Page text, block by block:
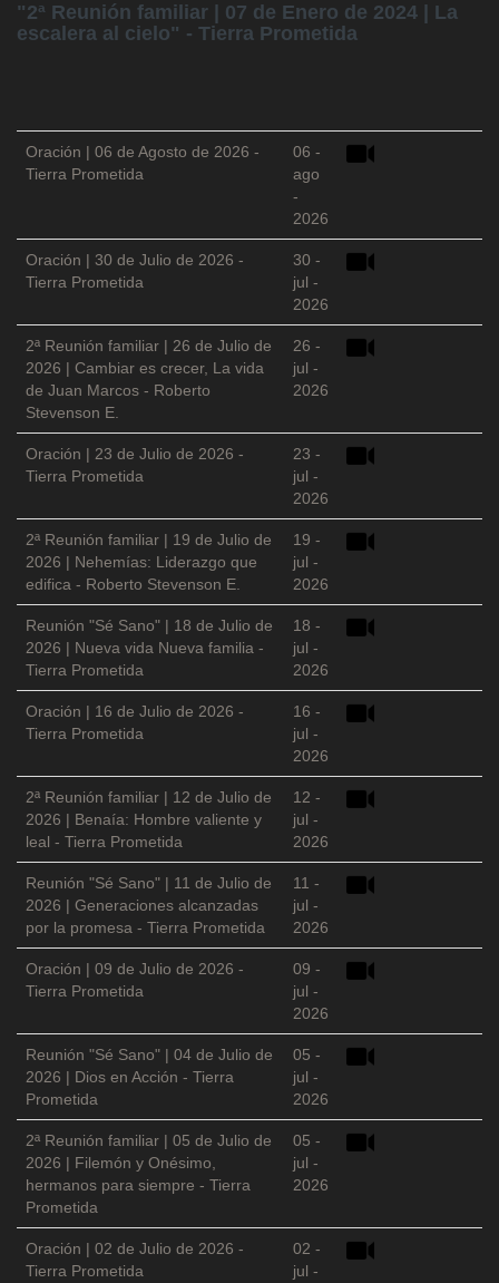
"2ª Reunión familiar | 07 de Enero de 2024 | La
escalera al cielo" - Tierra Prometida
Oración | 06 de Agosto de 2026 -
Tierra Prometida
06 -
ago
-
2026
Oración | 30 de Julio de 2026 -
Tierra Prometida
30 -
jul -
2026
2ª Reunión familiar | 26 de Julio de
2026 | Cambiar es crecer, La vida
de Juan Marcos - Roberto
Stevenson E.
26 -
jul -
2026
Oración | 23 de Julio de 2026 -
Tierra Prometida
23 -
jul -
2026
2ª Reunión familiar | 19 de Julio de
2026 | Nehemías: Liderazgo que
edifica - Roberto Stevenson E.
19 -
jul -
2026
Reunión "Sé Sano" | 18 de Julio de
2026 | Nueva vida Nueva familia -
Tierra Prometida
18 -
jul -
2026
Oración | 16 de Julio de 2026 -
Tierra Prometida
16 -
jul -
2026
2ª Reunión familiar | 12 de Julio de
2026 | Benaía: Hombre valiente y
leal - Tierra Prometida
12 -
jul -
2026
Reunión "Sé Sano" | 11 de Julio de
2026 | Generaciones alcanzadas
por la promesa - Tierra Prometida
11 -
jul -
2026
Oración | 09 de Julio de 2026 -
Tierra Prometida
09 -
jul -
2026
Reunión "Sé Sano" | 04 de Julio de
2026 | Dios en Acción - Tierra
Prometida
05 -
jul -
2026
2ª Reunión familiar | 05 de Julio de
2026 | Filemón y Onésimo,
hermanos para siempre - Tierra
Prometida
05 -
jul -
2026
Oración | 02 de Julio de 2026 -
Tierra Prometida
02 -
jul -